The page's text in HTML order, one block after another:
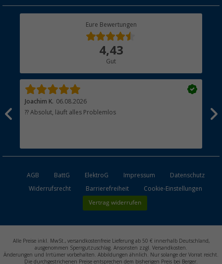
Rücksendung
Eure Bewertungen
4,43
Gut
Joachim K. 06.08.2026
?? Absolut, läuft alles Problemlos
AGB BattG ElektroG Impressum
Datenschutz
Widerrufsrecht
Barrierefreiheit Cookie-Einstellungen
Vertrag widerrufen
Alle Preise inkl. MwSt., versandkostenfreie Lieferung ab 50 € innerhalb Deutschland,
ausgenommen Sperrgutzuschlag. Ansonsten zzgl. Versandkosten.
Änderungen und Irrtümer vorbehalten. Abbildungen ähnlich. Nur solange der Vorrat reicht.
Die durchgestrichenen Preise entsprechen dem bisherigen Preis bei Berger.